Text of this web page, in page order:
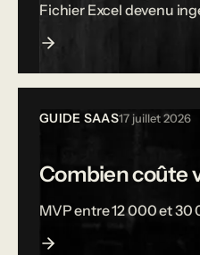
Fichier Excel devenu
GUIDE SAAS17 juillet 2026
Combien coûte
MVP entre 12 000 et 30